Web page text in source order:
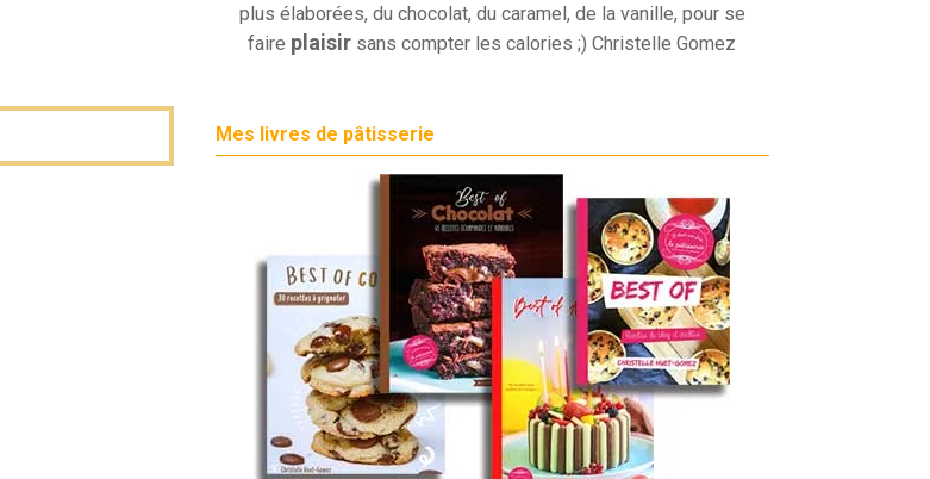
plus élaborées, du chocolat, du caramel, de la vanille, pour se
faire plaisir sans compter les calories ;) Christelle Gomez
Mes livres de pâtisserie